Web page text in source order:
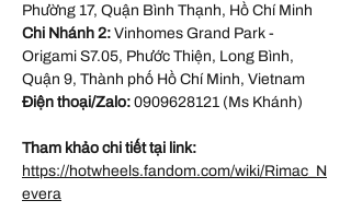
Phường 17, Quận Bình Thạnh, Hồ Chí Minh
Chi Nhánh 2: Vinhomes Grand Park -
Origami S7.05, Phước Thiện, Long Bình,
Quận 9, Thành phố Hồ Chí Minh, Vietnam
Điện thoại/Zalo: 0909628121 (Ms Khánh)
Tham khảo chi tiết tại link:
https://hotwheels.fandom.com/wiki/Rimac_N
evera